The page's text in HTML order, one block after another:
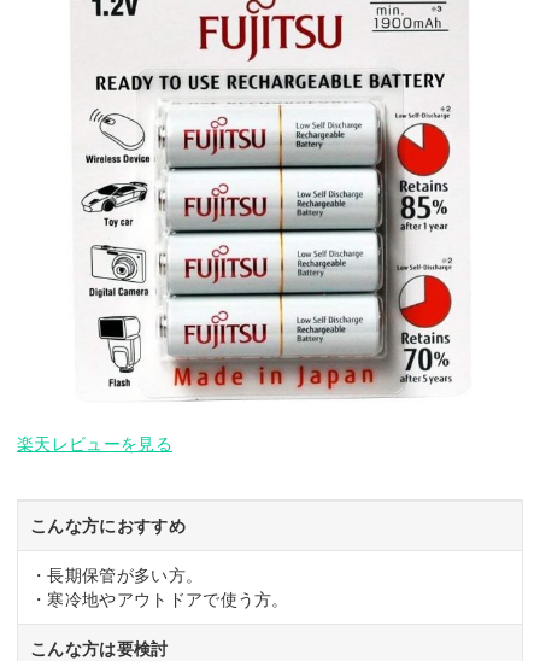
楽天レビューを見る
こんな方におすすめ
・長期保管が多い方。
・寒冷地やアウトドアで使う方。
こんな方は要検討